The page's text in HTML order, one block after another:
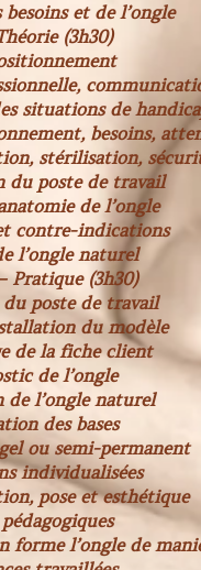
besoins et de l’ongle
(3h30)
situations de
besoins,
stérilisation,
du poste de travail
de l’ongle
contre-indications
l’ongle naturel
Pratique (3h30)
poste de travail
du modèle
de la fiche client
de l’ongle
de l’ongle naturel
des bases
ou semi-permanent
individualisées
pose et esthétique
l’ongle de